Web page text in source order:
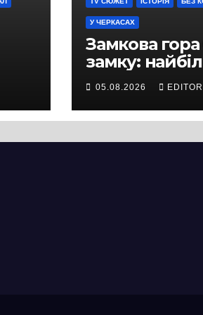
У ЧЕРКАСАХ
Замкова гора
замку:
історичний
Черкас
05.08.2026 EDITOR